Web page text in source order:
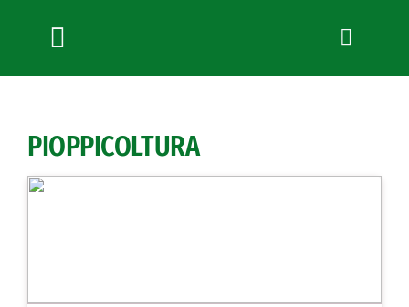
Toggle
Navigation
News
Bandi
PIOPPICOLTURA